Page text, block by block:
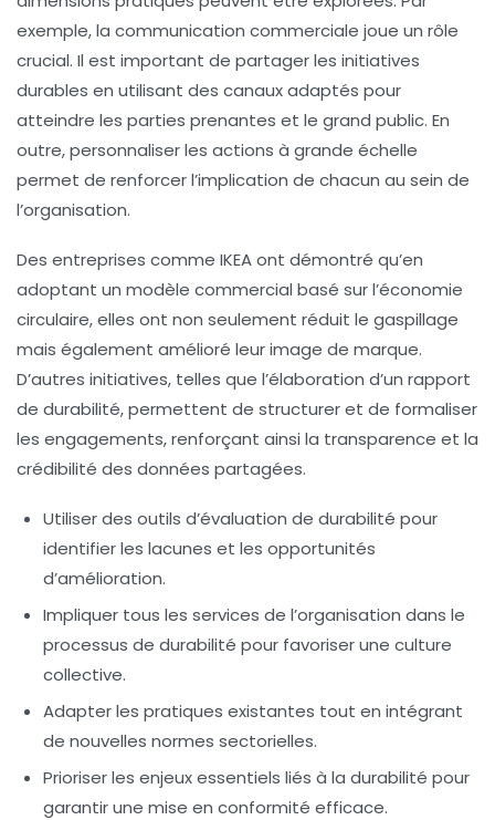
exemple, la communication commerciale joue un rôle
crucial. Il est important de partager les initiatives
durables en utilisant des canaux adaptés pour
atteindre les parties prenantes et le grand public. En
outre, personnaliser les actions à grande échelle
permet de renforcer l’implication de chacun au sein de
l’organisation.
Des entreprises comme IKEA ont démontré qu’en
adoptant un modèle commercial basé sur l’économie
circulaire, elles ont non seulement réduit le gaspillage
mais également amélioré leur image de marque.
D’autres initiatives, telles que l’élaboration d’un rapport
de durabilité, permettent de structurer et de formaliser
les engagements, renforçant ainsi la transparence et la
crédibilité des données partagées.
Utiliser des outils d’évaluation de durabilité pour
identifier les lacunes et les opportunités
d’amélioration.
Impliquer tous les services de l’organisation dans le
processus de durabilité pour favoriser une culture
collective.
Adapter les pratiques existantes tout en intégrant
de nouvelles normes sectorielles.
Prioriser les enjeux essentiels liés à la durabilité pour
garantir une mise en conformité efficace.